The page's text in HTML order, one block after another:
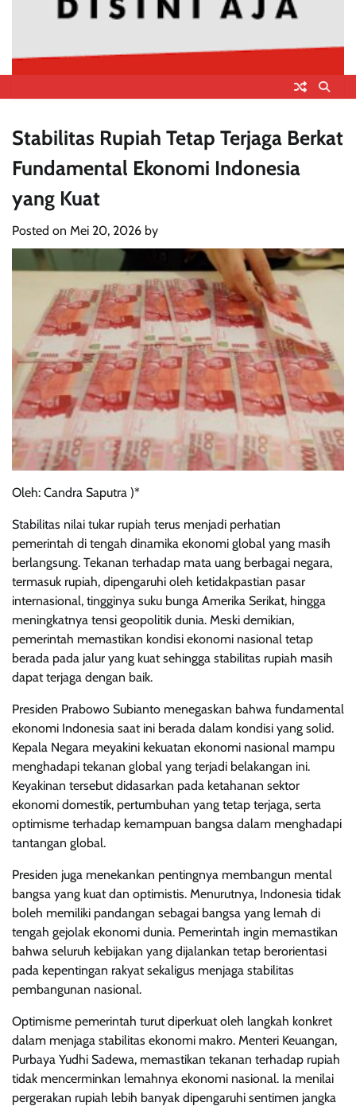
Stabilitas Rupiah Tetap Terjaga Berkat
Fundamental Ekonomi Indonesia
yang Kuat
Posted on Mei 20, 2026 by
Oleh: Candra Saputra )*
Stabilitas nilai tukar rupiah terus menjadi perhatian
pemerintah di tengah dinamika ekonomi global yang masih
berlangsung. Tekanan terhadap mata uang berbagai negara,
termasuk rupiah, dipengaruhi oleh ketidakpastian pasar
internasional, tingginya suku bunga Amerika Serikat, hingga
meningkatnya tensi geopolitik dunia. Meski demikian,
pemerintah memastikan kondisi ekonomi nasional tetap
berada pada jalur yang kuat sehingga stabilitas rupiah masih
dapat terjaga dengan baik.
Presiden Prabowo Subianto menegaskan bahwa fundamental
ekonomi Indonesia saat ini berada dalam kondisi yang solid.
Kepala Negara meyakini kekuatan ekonomi nasional mampu
menghadapi tekanan global yang terjadi belakangan ini.
Keyakinan tersebut didasarkan pada ketahanan sektor
ekonomi domestik, pertumbuhan yang tetap terjaga, serta
optimisme terhadap kemampuan bangsa dalam menghadapi
tantangan global.
Presiden juga menekankan pentingnya membangun mental
bangsa yang kuat dan optimistis. Menurutnya, Indonesia tidak
boleh memiliki pandangan sebagai bangsa yang lemah di
tengah gejolak ekonomi dunia. Pemerintah ingin memastikan
bahwa seluruh kebijakan yang dijalankan tetap berorientasi
pada kepentingan rakyat sekaligus menjaga stabilitas
pembangunan nasional.
Optimisme pemerintah turut diperkuat oleh langkah konkret
dalam menjaga stabilitas ekonomi makro. Menteri Keuangan,
Purbaya Yudhi Sadewa, memastikan tekanan terhadap rupiah
tidak mencerminkan lemahnya ekonomi nasional. Ia menilai
pergerakan rupiah lebih banyak dipengaruhi sentimen jangka